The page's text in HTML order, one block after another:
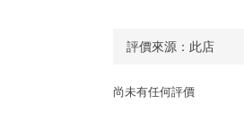
尚未有任何評價